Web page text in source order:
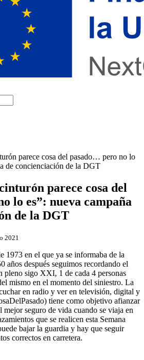
parece cosa del pasado… pero no lo
de concienciación de la DGT
parece cosa del
lo es”: nueva campaña
de la DGT
2021
1973 en el que ya se informaba de la
años después seguimos recordando el
pleno sigo XXI, 1 de cada 4 personas
mismo en el momento del siniestro. La
en radio y ver en televisión, digital y
tiene como objetivo afianzar
mejor seguro de vida cuando se viaja en
que se realicen esta Semana
bajar la guardia y hay que seguir
correctos en carretera.